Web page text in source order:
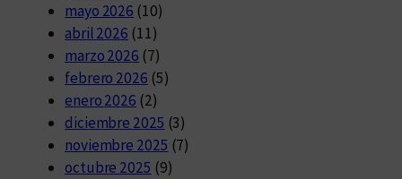
mayo 2026 (10)
abril 2026 (11)
marzo 2026 (7)
febrero 2026 (5)
enero 2026 (2)
diciembre 2025 (3)
noviembre 2025 (7)
octubre 2025 (9)